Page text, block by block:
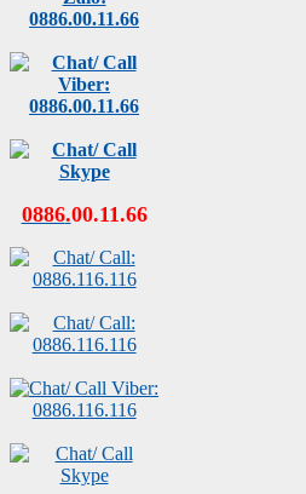
0886.00.11.66